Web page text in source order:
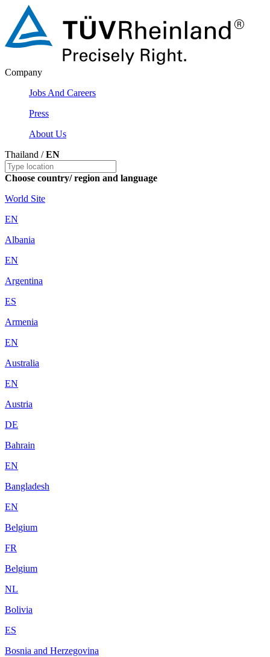
Company
Jobs And Careers
Press
About Us
Thailand /EN
Choose country/ region and language
World Site
EN
Albania
EN
Argentina
ES
Armenia
EN
Australia
EN
Austria
DE
Bahrain
EN
Bangladesh
EN
Belgium
FR
Belgium
NL
Bolivia
ES
Bosnia and Herzegovina